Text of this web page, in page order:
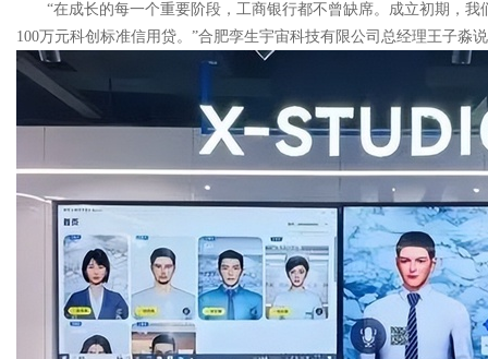
“在成长的每一个重要阶段，工商银行都不曾缺席。成立初期，
100万元科创标准信用贷。”合肥孪生宇宙科技有限公司总经理王子